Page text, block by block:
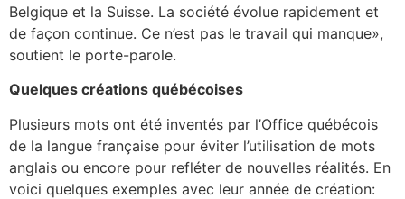
Belgique et la Suisse. La société évolue rapidement et
de façon continue. Ce n’est pas le travail qui manque»,
soutient le porte-parole.
Quelques créations québécoises
Plusieurs mots ont été inventés par l’Office québécois
de la langue française pour éviter l’utilisation de mots
anglais ou encore pour refléter de nouvelles réalités. En
voici quelques exemples avec leur année de création: